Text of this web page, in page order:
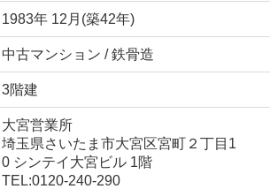
1983年 12月(築42年)
中古マンション / 鉄骨造
3階建
大宮営業所
埼玉県さいたま市大宮区宮町２丁目1
0 シンテイ大宮ビル 1階
TEL:0120-240-290